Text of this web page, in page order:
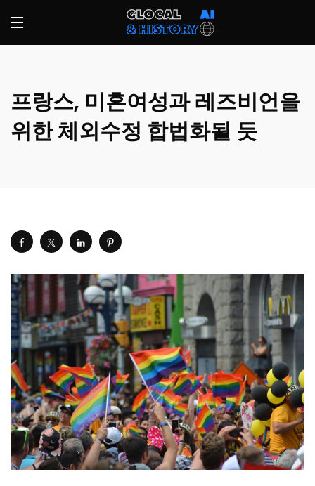
프랑스, 미혼여성과 레즈비언을
위한 체외수정 합법화될 듯